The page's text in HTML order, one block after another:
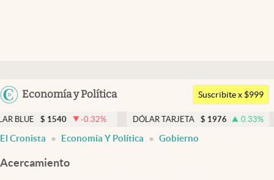
Argentina
Economía y Política
Members
Economía y Política
Finanzas y Mercados
Mercados Online
Suscribite x $999
-0.32% DÓLAR TARJETA $ 1976 0.33 % DÓLAR
El Cronista Economía Y Política Gobierno
Acercamiento